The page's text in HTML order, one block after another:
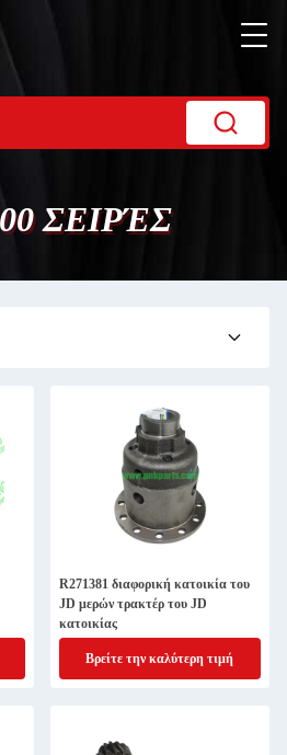
ΣΕΙΡΈΣ
R271381 διαφορική κατοικία του
JD μερών τρακτέρ του JD
κατοικίας
Βρείτε την καλύτερη τιμή